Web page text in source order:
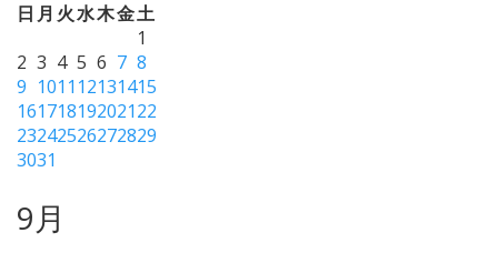
日 月 火水木金土
1
2 3 4 5 6 7 8
9 1011 12131415
16171819202122
23242526272829
3031
9月